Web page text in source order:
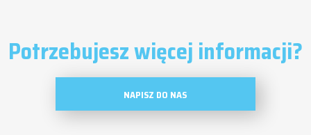
Potrzebujesz więcej informacji?
NAPISZ DO NAS